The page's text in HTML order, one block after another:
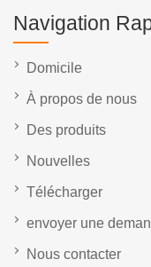
Navigation
Domicile
À propos de nous
Des produits
Nouvelles
Télécharger
envoyer une
Nous contacter